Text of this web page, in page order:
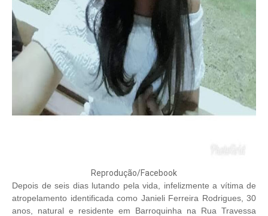
Reprodução/Facebook
Depois de seis dias lutando pela vida, infelizmente a vítima de
atropelamento identificada como Janieli Ferreira Rodrigues, 30
anos, natural e residente em Barroquinha na Rua Travessa